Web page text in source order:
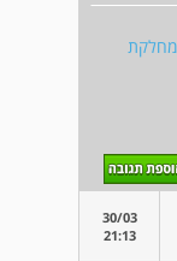
30/03
21:13